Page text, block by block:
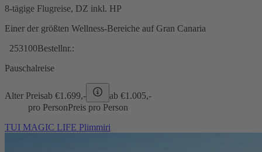
8-tägige Flugreise, DZ inkl. HP
Einer der größten Wellness-Bereiche auf Gran Canaria
253100Bestellnr.:
Pauschalreise
Alter Preisab €1.699,- ab €1.005,-
pro PersonPreis pro Person
TUI MAGIC LIFE Plimmiri